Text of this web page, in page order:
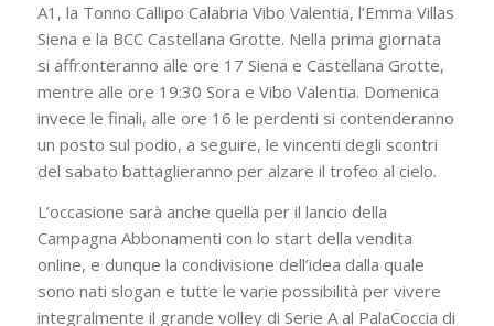
A1, la Tonno Callipo Calabria Vibo Valentia, l’Emma Villas
Siena e la BCC Castellana Grotte. Nella prima giornata
si affronteranno alle ore 17 Siena e Castellana Grotte,
mentre alle ore 19:30 Sora e Vibo Valentia. Domenica
invece le finali, alle ore 16 le perdenti si contenderanno
un posto sul podio, a seguire, le vincenti degli scontri
del sabato battaglieranno per alzare il trofeo al cielo.
L’occasione sarà anche quella per il lancio della
Campagna Abbonamenti con lo start della vendita
online, e dunque la condivisione dell’idea dalla quale
sono nati slogan e tutte le varie possibilità per vivere
integralmente il grande volley di Serie A al PalaCoccia di